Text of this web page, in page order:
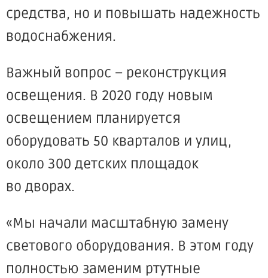
средства, но и повышать надежность
водоснабжения.
Важный вопрос – реконструкция
освещения. В 2020 году новым
освещением планируется
оборудовать 50 кварталов и улиц,
около 300 детских площадок
во дворах.
«Мы начали масштабную замену
светового оборудования. В этом году
полностью заменим ртутные